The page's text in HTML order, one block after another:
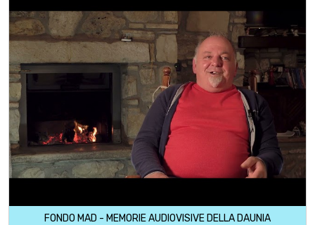
FONDO MAD - MEMORIE AUDIOVISIVE DELLA DAUNIA